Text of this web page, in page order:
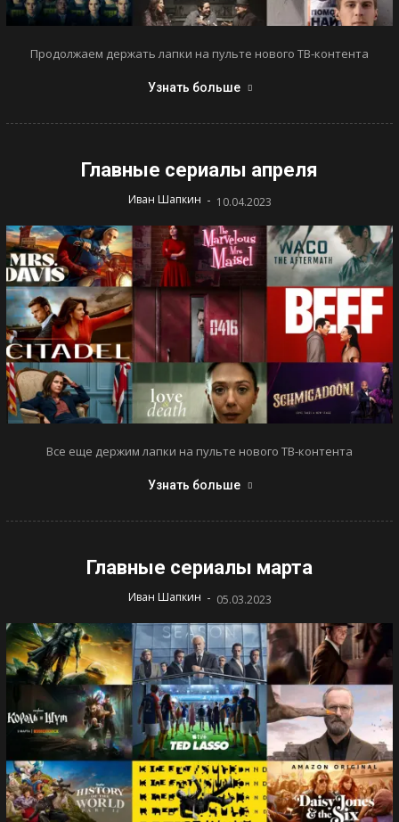
Продолжаем держать лапки на пульте нового ТВ-контента
Узнать больше
Главные сериалы апреля
Иван Шапкин - 10.04.2023
Все еще держим лапки на пульте нового ТВ-контента
Узнать больше
Главные сериалы марта
Иван Шапкин - 05.03.2023